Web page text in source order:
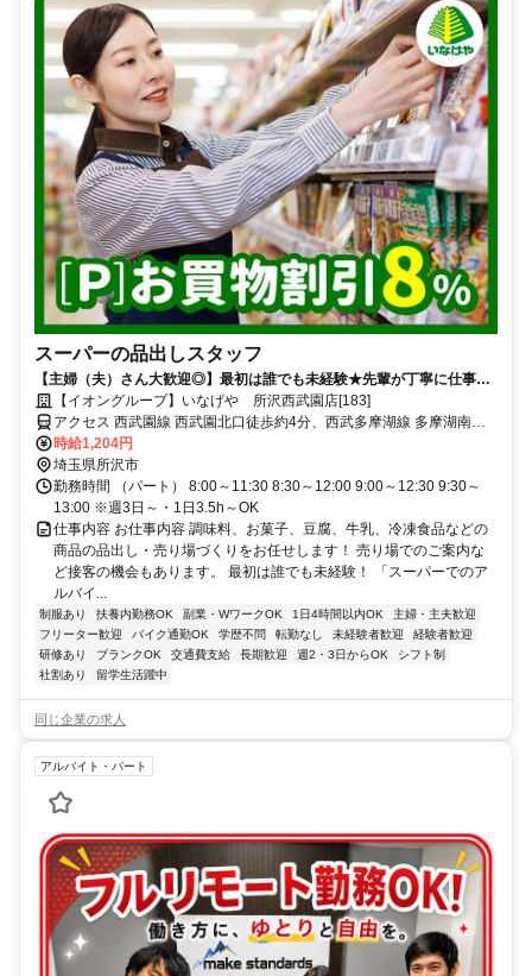
スーパーの品出しスタッフ
【主婦（夫）さん大歓迎◎】最初は誰でも未経験★先輩が丁寧に仕事を
教えます♪
【イオングループ】いなげや 所沢西武園店[183]
アクセス 西武園線 西武園北口徒歩約4分、西武多摩湖線 多摩湖南口
徒歩約14分、西武山口線 多摩湖南口徒歩約14分 「西武園駅」徒歩5
分
時給1,204円
埼玉県所沢市
勤務時間 （パート） 8:00～11:30 8:30～12:00 9:00～12:30 9:30～
13:00 ※週3日～・1日3.5h～OK
仕事内容 お仕事内容 調味料、お菓子、豆腐、牛乳、冷凍食品などの
商品の品出し・売り場づくりをお任せします！ 売り場でのご案内な
ど接客の機会もあります。 最初は誰でも未経験！ 「スーパーでのア
ルバイ...
制服あり 扶養内勤務OK 副業・WワークOK 1日4時間以内OK
主婦・主夫歓迎
フリーター歓迎
バイク通勤OK 学歴不問 転勤なし 未経験者歓迎
経験者歓迎
研修あり
ブランクOK 交通費支給 長期歓迎 週2・3日からOK
シフト制
社割あり
留学生活躍中
同じ企業の求人
アルバイト・パート